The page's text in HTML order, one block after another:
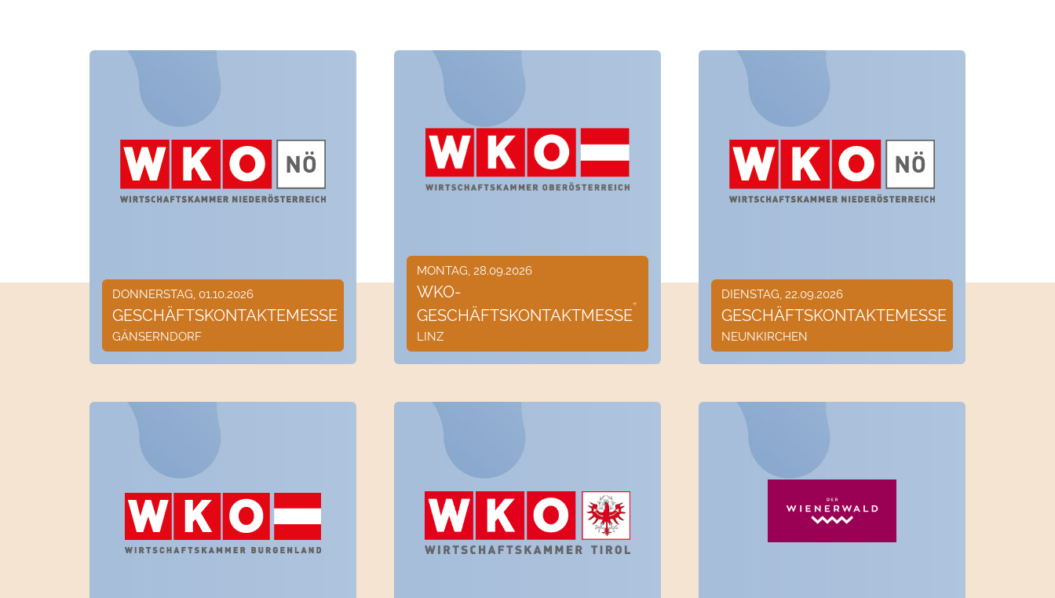
DONNERSTAG, 01.10.2026
GESCHÄFTSKONTAKTEMESSE
GÄNSERNDORF
MONTAG, 28.09.2026
WKO-
GESCHÄFTSKONTAKTMESSE
LINZ
DIENSTAG, 22.09.2026
GESCHÄFTSKONTAKTEMESSE
NEUNKIRCHEN